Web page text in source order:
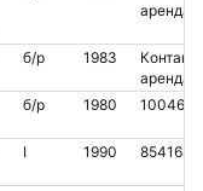
аренда
б/р 1983
Контакт.
аренда
б/р 1980 1004644
I 1990 8541689